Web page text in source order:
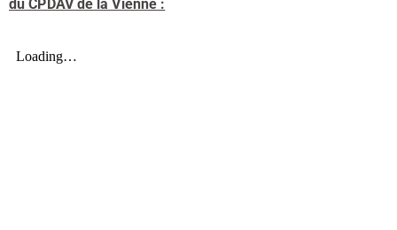
du CPDAV de la Vienne :